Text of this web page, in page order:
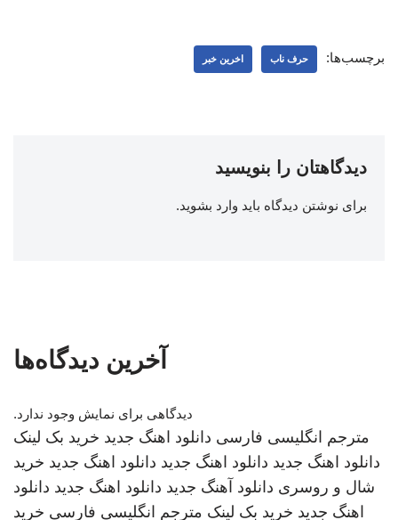
برچسب‌ها: حرف ناب اخرین خبر
دیدگاهتان را بنویسید
برای نوشتن دیدگاه باید وارد بشوید.
آخرین دیدگاه‌ها
دیدگاهی برای نمایش وجود ندارد.
مترجم انگلیسی فارسی دانلود اهنگ جدید خرید بک لینک
دانلود اهنگ جدید دانلود اهنگ جدید دانلود اهنگ جدید خرید
شال و روسری دانلود آهنگ جدید دانلود اهنگ جدید دانلود
اهنگ جدید خرید بک لینک مترجم انگلیسی فارسی خرید